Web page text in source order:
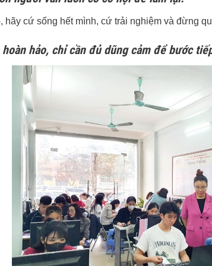
hãy cứ sống hết mình, cứ trải nghiệm và đừng
hoàn hảo, chỉ cần đủ dũng cảm để bước